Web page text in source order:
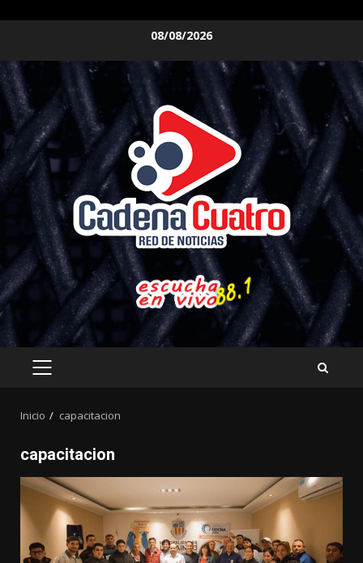
contenido
08/08/2026
MENÚ
Inicio capacitacion
capacitacion